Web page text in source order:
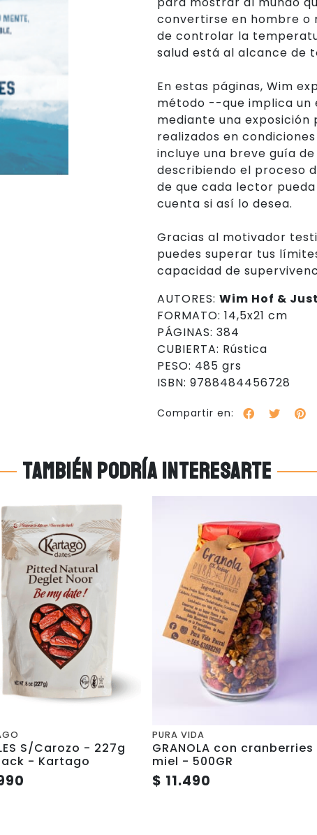
convertirse en hombre o
de controlar la
salud está al alcance de
En estas páginas, Wim
método --que implica
mediante una
realizados en
incluye una breve guía
describiendo el proceso
de que cada lector
cuenta si así lo desea.
Gracias al motivador
puedes superar tus
capacidad de
AUTORES: Wim Hof &
FORMATO: 14,5x21 cm
PÁGINAS: 384
CUBIERTA: Rústica
PESO: 485 grs
ISBN: 9788484456728
Compartir en:
También podría interesarte
S/Carozo - 227g
- Kartago
PURA VIDA
GRANOLA con cranberries
miel - 500GR
$ 11.490